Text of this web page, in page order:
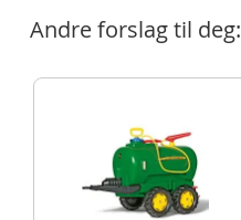
Andre forslag til deg: